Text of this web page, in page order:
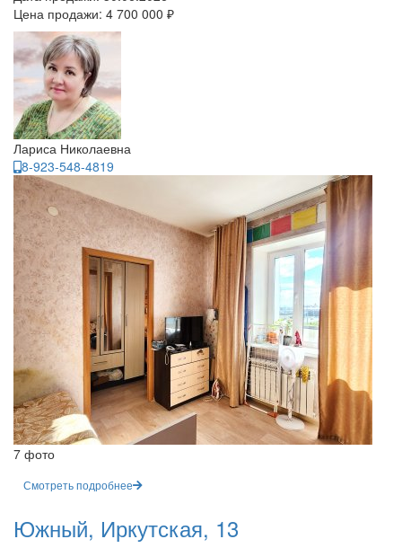
Цена продажи: 4 700 000 ₽
Лариса Николаевна
8-923-548-4819
7 фото
Смотреть подробнее
Южный, Иркутская, 13